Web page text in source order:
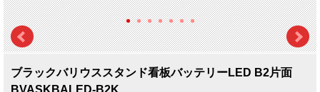
ブラックバリウススタンド看板バッテリーLED B2片面
BVASKBALED-B2K